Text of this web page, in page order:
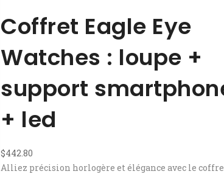
Coffret Eagle Eye
Watches : loupe +
support
+ led
$442.80
Alliez précision horlogère et élégance avec le